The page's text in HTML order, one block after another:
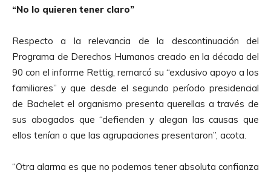
r
d
e
A
u
d
i
“No lo quieren tener claro”
Respecto a la relevancia de la descontinuación del
Programa de Derechos Humanos creado en la década del
90 con el informe Rettig, remarcó su “exclusivo apoyo a los
familiares” y que desde el segundo período presidencial
de Bachelet el organismo presenta querellas a través de
sus abogados que “defienden y alegan las causas que
ellos tenían o que las agrupaciones presentaron”, acota.
“Otra alarma es que no podemos tener absoluta confianza